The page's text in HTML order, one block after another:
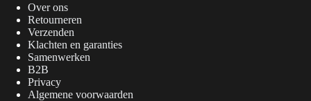
Over ons
Retourneren
Verzenden
Klachten en garanties
Samenwerken
B2B
Privacy
Algemene voorwaarden